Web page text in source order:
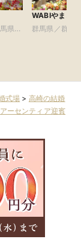
県全
WABIやまどり
群馬県／群馬
式場 > 高崎の結婚
ーセンティア迎賓